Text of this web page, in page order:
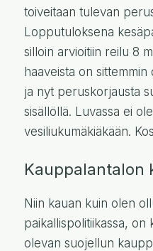
toiveitaan tulevan
Lopputuloksena
silloin arvioitiin reilu 8
haaveista on
ja nyt peruskorjausta
sisällöllä. Luvassa ei
vesiliukumäkiäkään.
Kauppalantalon
Niin kauan kuin olen
paikallispolitiikassa, on
olevan suojellun